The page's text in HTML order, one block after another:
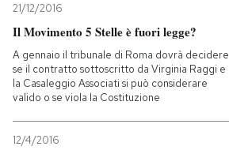
21/12/2016
Il Movimento 5 Stelle è fuori legge?
A gennaio il tribunale di Roma dovrà decidere
se il contratto sottoscritto da Virginia Raggi e
la Casaleggio Associati si può considerare
valido o se viola la Costituzione
12/4/2016